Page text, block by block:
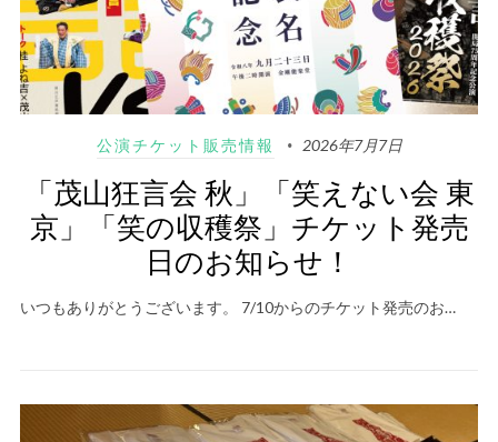
公演チケット販売情報 2026年7月7日
「茂山狂言会 秋」「笑えない会 東
京」「笑の収穫祭」チケット発売
日のお知らせ！
いつもありがとうございます。 7/10からのチケット発売のお…